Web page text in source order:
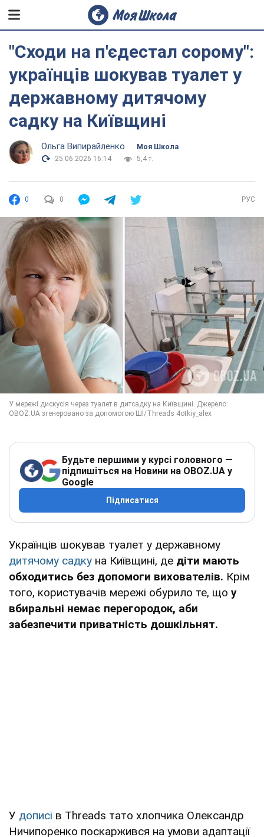
"Сходи на п'єдестал сорому":
українців шокував туалет у
державному дитячому
садку на Київщині
Ольга Випирайленко
Моя Школа
25.06.2026 16:14
5,4 т.
0 0 РУС
Будьте першими у курсі головного —
підпишіться на Новини на OBOZ.UA у
Google
Підписатися
Українців шокував туалет у державному
дитячому садку на Київщині, де діти мають
обходитись без допомоги вихователів. Крім
того, користувачів мережі обурило те, що у
вбиральні немає перегородок, аби
забезпечити приватність дошкільнят.
У дописі в Threads тато хлопчика Олександр
Ничипоренко поскаржився на умови адаптації